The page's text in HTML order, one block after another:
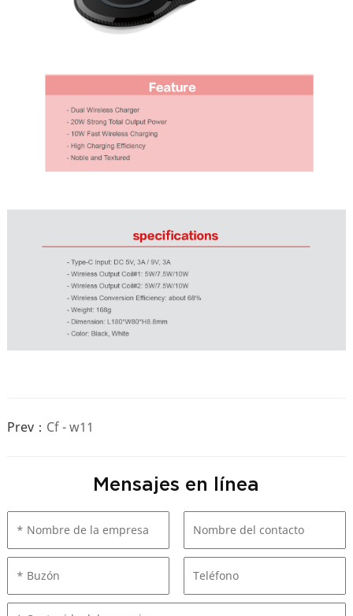
Prev： Cf - w11
Mensajes en línea